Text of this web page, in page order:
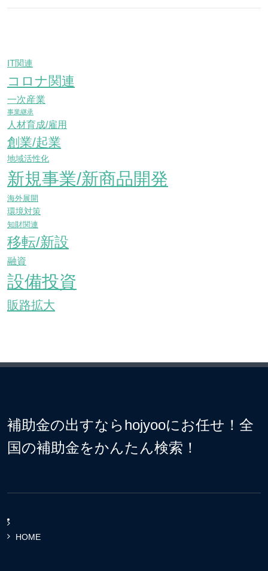
IT関連
コロナ関連
一次産業
事業継承
人材育成/雇用
創業/起業
地域活性化
新規事業/新商品開発
海外展開
環境対策
知財関連
移転/新設
融資
設備投資
販路拡大
補助金の出すならhojyooにお任せ！全
国の補助金をかんたん検索！
HOME